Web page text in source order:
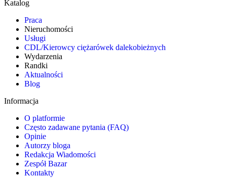
Katalog
Praca
Nieruchomości
Usługi
CDL/Kierowcy ciężarówek dalekobieżnych
Wydarzenia
Randki
Aktualności
Blog
Informacja
O platformie
Często zadawane pytania (FAQ)
Opinie
Autorzy bloga
Redakcja Wiadomości
Zespół Bazar
Kontakty